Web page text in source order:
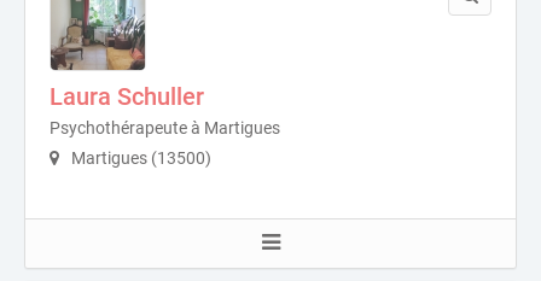
Laura Schuller
Psychothérapeute à Martigues
Martigues (13500)